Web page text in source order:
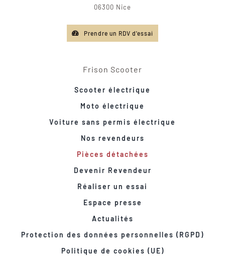
06300 Nice
Prendre un RDV d'essai
Frison Scooter
Scooter électrique
Moto électrique
Voiture sans permis électrique
Nos revendeurs
Pièces détachées
Devenir Revendeur
Réaliser un essai
Espace presse
Actualités
Protection des données personnelles (RGPD)
Politique de cookies (UE)